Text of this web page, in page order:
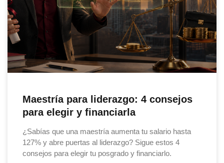
Maestría para liderazgo: 4 consejos
para elegir y financiarla
¿Sabías que una maestría aumenta tu salario hasta
127% y abre puertas al liderazgo? Sigue estos 4
consejos para elegir tu posgrado y financiarlo.